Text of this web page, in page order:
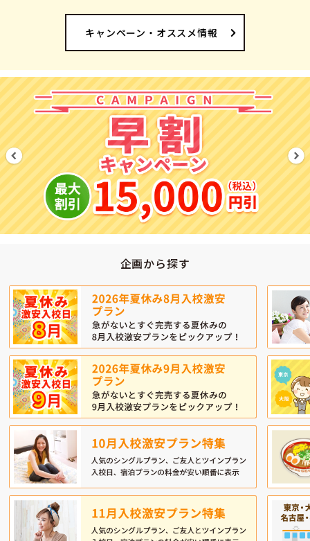
キャンペーン・オススメ情報
企画から探す